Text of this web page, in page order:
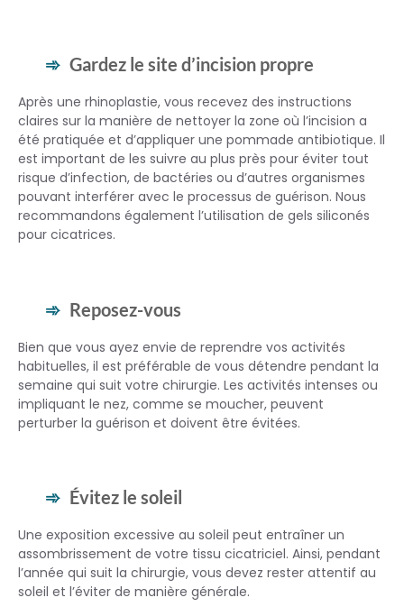
Gardez le site d’incision propre
Après une rhinoplastie, vous recevez des instructions
claires sur la manière de nettoyer la zone où l’incision a
été pratiquée et d’appliquer une pommade antibiotique. Il
est important de les suivre au plus près pour éviter tout
risque d’infection, de bactéries ou d’autres organismes
pouvant interférer avec le processus de guérison. Nous
recommandons également l’utilisation de gels siliconés
pour cicatrices.
Reposez-vous
Bien que vous ayez envie de reprendre vos activités
habituelles, il est préférable de vous détendre pendant la
semaine qui suit votre chirurgie. Les activités intenses ou
impliquant le nez, comme se moucher, peuvent
perturber la guérison et doivent être évitées.
Évitez le soleil
Une exposition excessive au soleil peut entraîner un
assombrissement de votre tissu cicatriciel. Ainsi, pendant
l’année qui suit la chirurgie, vous devez rester attentif au
soleil et l’éviter de manière générale.